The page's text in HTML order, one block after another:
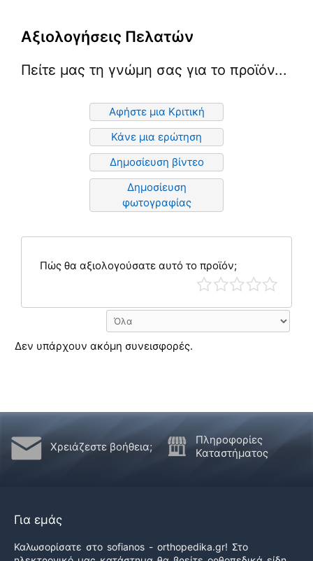
Αξιολογήσεις Πελατών
Πείτε μας τη γνώμη σας για το προϊόν...
Αφήστε μια Κριτική
Κάνε μια ερώτηση
Δημοσίευση βίντεο
Δημοσίευση
φωτογραφίας
Πώς θα αξιολογούσατε αυτό το προϊόν;
Δεν υπάρχουν ακόμη συνεισφορές.
Χρειάζεστε βοήθεια;
Πληροφορίες
Καταστήματος
Για εμάς
Καλωσορίσατε στο sofianos - orthopedika.gr! Στο